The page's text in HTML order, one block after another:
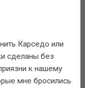
Карседо или
сделаны без
к нашему
мне бросились